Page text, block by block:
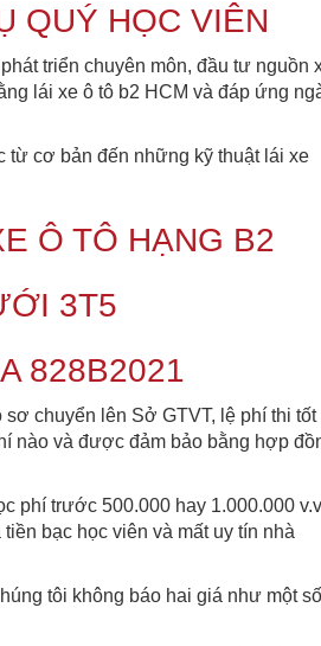
QUÝ HỌC VIÊN
triển chuyên môn, đầu tư nguồn
lái xe ô tô b2 HCM và đáp ứng
từ cơ bản đến những kỹ thuật lái xe
Ô TÔ HẠNG B2
3T5
828B2021
chuyển lên Sở GTVT, lệ phí thi tốt
nào và được đảm bảo bằng hợp
phí trước 500.000 hay 1.000.000
bạc học viên và mất uy tín nhà
tôi không báo hai giá như một số